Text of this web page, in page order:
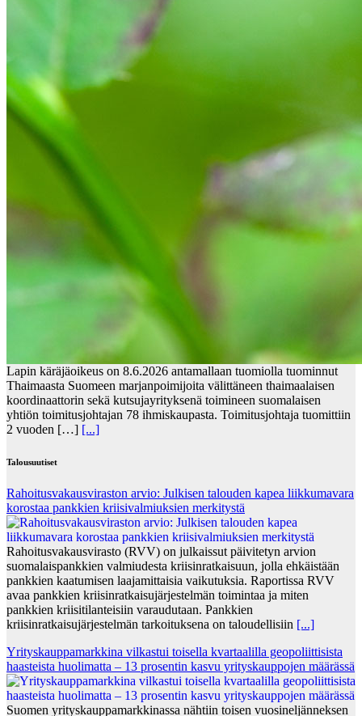
Lapin käräjäoikeus on 8.6.2026 antamallaan tuomiolla tuominnut
Thaimaasta Suomeen marjanpoimijoita välittäneen thaimaalaisen
koordinaattorin sekä kutsujayrityksenä toimineen suomalaisen
yhtiön toimitusjohtajan 78 ihmiskaupasta. Toimitusjohtaja tuomittiin
2 vuoden […] [...]
Talousuutiset
Rahoitusvakausviraston arvio: Julkisen talouden kapea liikkumavara
korostaa pankkien kriisivalmiuksien merkitystä
Rahoitusvakausvirasto (RVV) on julkaissut päivitetyn arvion
suomalaispankkien valmiudesta kriisinratkaisuun, jolla ehkäistään
pankkien kaatumisen laajamittaisia vaikutuksia. Raportissa RVV
avaa pankkien kriisinratkaisujärjestelmän toimintaa ja miten
pankkien kriisitilanteisiin varaudutaan. Pankkien
kriisinratkaisujärjestelmän tarkoituksena on taloudellisiin [...]
Yrityskauppamarkkina vilkastui toisella kvartaalilla geopoliittisista
haasteista huolimatta – 13 prosentin kasvu yrityskauppojen määrässä
Suomen yrityskauppamarkkinassa nähtiin toisen vuosineljänneksen